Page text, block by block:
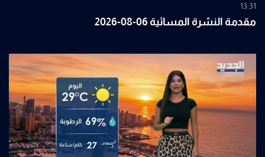
13:31
مقدمة النشرة المسائية 06-08-2026